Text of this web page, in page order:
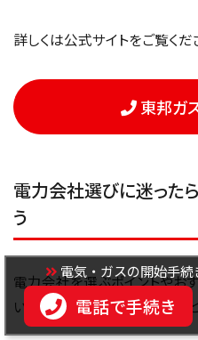
詳しくは公式サイトをご覧くだ
東邦ガ
電力会社選びに迷った
う
電力会社を選ぶポイントやお
いざご自身で確認するとなると
電気・ガスの開始手
電話で手続き